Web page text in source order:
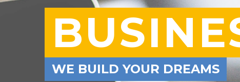
WE BUILD YOUR DREAMS